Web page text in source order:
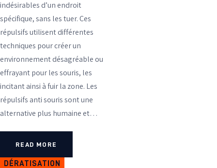
indésirables d’un endroit
spécifique, sans les tuer. Ces
répulsifs utilisent différentes
techniques pour créer un
environnement désagréable ou
effrayant pour les souris, les
incitant ainsi à fuir la zone. Les
répulsifs anti souris sont une
alternative plus humaine et…
READ MORE
DÉRATISATION